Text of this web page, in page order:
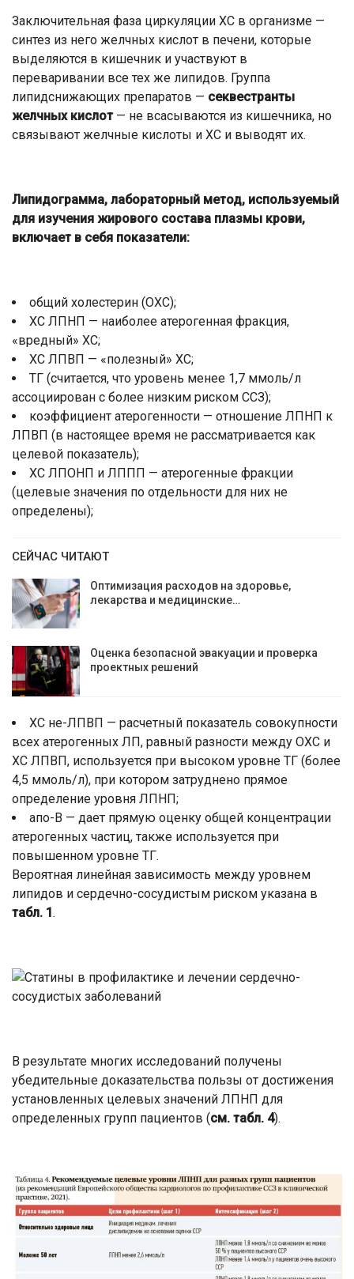
Заключительная фаза циркуляции ХС в организме —
синтез из него желчных кислот в печени, которые
выделяются в кишечник и участвуют в
переваривании все тех же липидов. Группа
липидснижающих препаратов — секвестранты
желчных кислот— не всасываются из кишечника, но
связывают желчные кислоты и ХС и выводят их.
Липидограмма, лабораторный метод, используемый
для изучения жирового состава плазмы крови,
включает в себя показатели:
общий холестерин (ОХС);
ХС ЛПНП — наиболее атерогенная фракция,
«вредный» ХС;
ХС ЛПВП — «полезный» ХС;
ТГ (считается, что уровень менее 1,7 ммоль/л
ассоциирован с более низким риском ССЗ);
коэффициент атерогенности — отношение ЛПНП к
ЛПВП (в настоящее время не рассматривается как
целевой показатель);
ХС ЛПОНП и ЛППП — атерогенные фракции
(целевые значения по отдельности для них не
определены);
СЕЙЧАС ЧИТАЮТ
Оптимизация расходов на здоровье,
лекарства и медицинские…
Оценка безопасной эвакуации и проверка
проектных решений
ХС не-ЛПВП — расчетный показатель совокупности
всех атерогенных ЛП, равный разности между ОХС и
ХС ЛПВП, используется при высоком уровне ТГ (более
4,5 ммоль/л), при котором затруднено прямое
определение уровня ЛПНП;
апо-В — дает прямую оценку общей концентрации
атерогенных частиц, также используется при
повышенном уровне ТГ.
Вероятная линейная зависимость между уровнем
липидов и сердечно-сосудистым риском указана в
табл. 1.
В результате многих исследований получены
убедительные доказательства пользы от достижения
установленных целевых значений ЛПНП для
определенных групп пациентов (см. табл. 4).